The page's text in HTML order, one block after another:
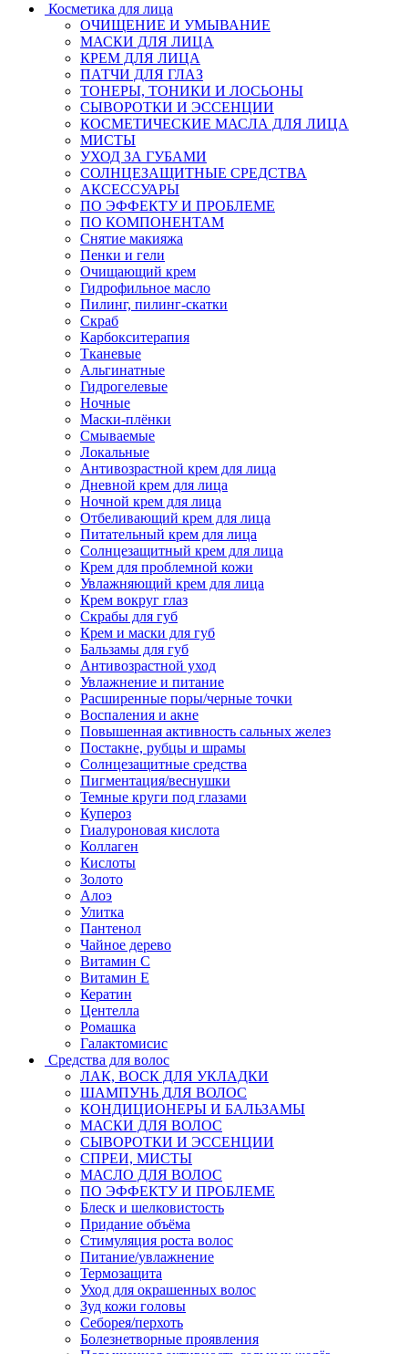
Косметика для лица
ОЧИЩЕНИЕ И УМЫВАНИЕ
МАСКИ ДЛЯ ЛИЦА
КРЕМ ДЛЯ ЛИЦА
ПАТЧИ ДЛЯ ГЛАЗ
ТОНЕРЫ, ТОНИКИ И ЛОСЬОНЫ
СЫВОРОТКИ И ЭССЕНЦИИ
КОСМЕТИЧЕСКИЕ МАСЛА ДЛЯ ЛИЦА
МИСТЫ
УХОД ЗА ГУБАМИ
СОЛНЦЕЗАЩИТНЫЕ СРЕДСТВА
АКСЕССУАРЫ
ПО ЭФФЕКТУ И ПРОБЛЕМЕ
ПО КОМПОНЕНТАМ
Снятие макияжа
Пенки и гели
Очищающий крем
Гидрофильное масло
Пилинг, пилинг-скатки
Скраб
Карбокситерапия
Тканевые
Альгинатные
Гидрогелевые
Ночные
Маски-плёнки
Смываемые
Локальные
Антивозрастной крем для лица
Дневной крем для лица
Ночной крем для лица
Отбеливающий крем для лица
Питательный крем для лица
Солнцезащитный крем для лица
Крем для проблемной кожи
Увлажняющий крем для лица
Крем вокруг глаз
Скрабы для губ
Крем и маски для губ
Бальзамы для губ
Антивозрастной уход
Увлажнение и питание
Расширенные поры/черные точки
Воспаления и акне
Повышенная активность сальных желез
Постакне, рубцы и шрамы
Солнцезащитные средства
Пигментация/веснушки
Темные круги под глазами
Купероз
Гиалуроновая кислота
Коллаген
Кислоты
Золото
Алоэ
Улитка
Пантенол
Чайное дерево
Витамин C
Витамин Е
Кератин
Центелла
Ромашка
Галактомисис
Средства для волос
ЛАК, ВОСК ДЛЯ УКЛАДКИ
ШАМПУНЬ ДЛЯ ВОЛОС
КОНДИЦИОНЕРЫ И БАЛЬЗАМЫ
МАСКИ ДЛЯ ВОЛОС
СЫВОРОТКИ И ЭССЕНЦИИ
СПРЕИ, МИСТЫ
МАСЛО ДЛЯ ВОЛОС
ПО ЭФФЕКТУ И ПРОБЛЕМЕ
Блеск и шелковистость
Придание объёма
Стимуляция роста волос
Питание/увлажнение
Термозащита
Уход для окрашенных волос
Зуд кожи головы
Себорея/перхоть
Болезнетворные проявления